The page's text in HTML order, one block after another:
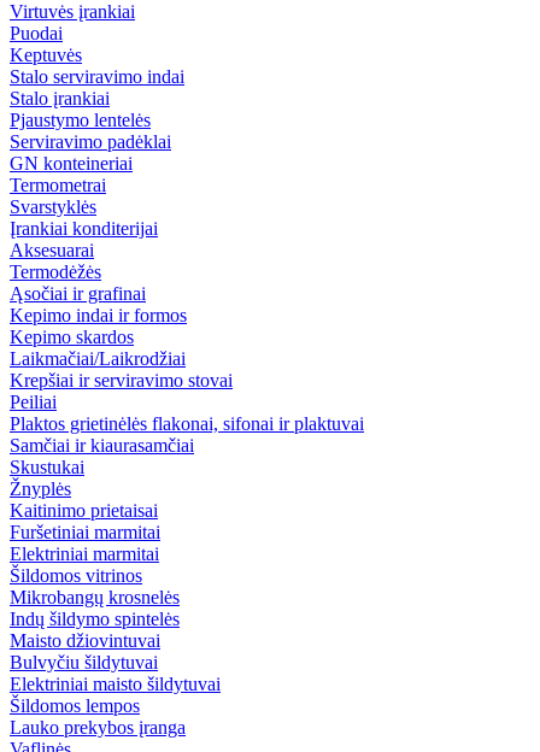
Virtuvės įrankiai
Puodai
Keptuvės
Stalo serviravimo indai
Stalo įrankiai
Pjaustymo lentelės
Serviravimo padėklai
GN konteineriai
Termometrai
Svarstyklės
Įrankiai konditerijai
Aksesuarai
Termodėžės
Ąsočiai ir grafinai
Kepimo indai ir formos
Kepimo skardos
Laikmačiai/Laikrodžiai
Krepšiai ir serviravimo stovai
Peiliai
Plaktos grietinėlės flakonai, sifonai ir plaktuvai
Samčiai ir kiaurasamčiai
Skustukai
Žnyplės
Kaitinimo prietaisai
Furšetiniai marmitai
Elektriniai marmitai
Šildomos vitrinos
Mikrobangų krosnelės
Indų šildymo spintelės
Maisto džiovintuvai
Bulvyčiu šildytuvai
Elektriniai maisto šildytuvai
Šildomos lempos
Lauko prekybos įranga